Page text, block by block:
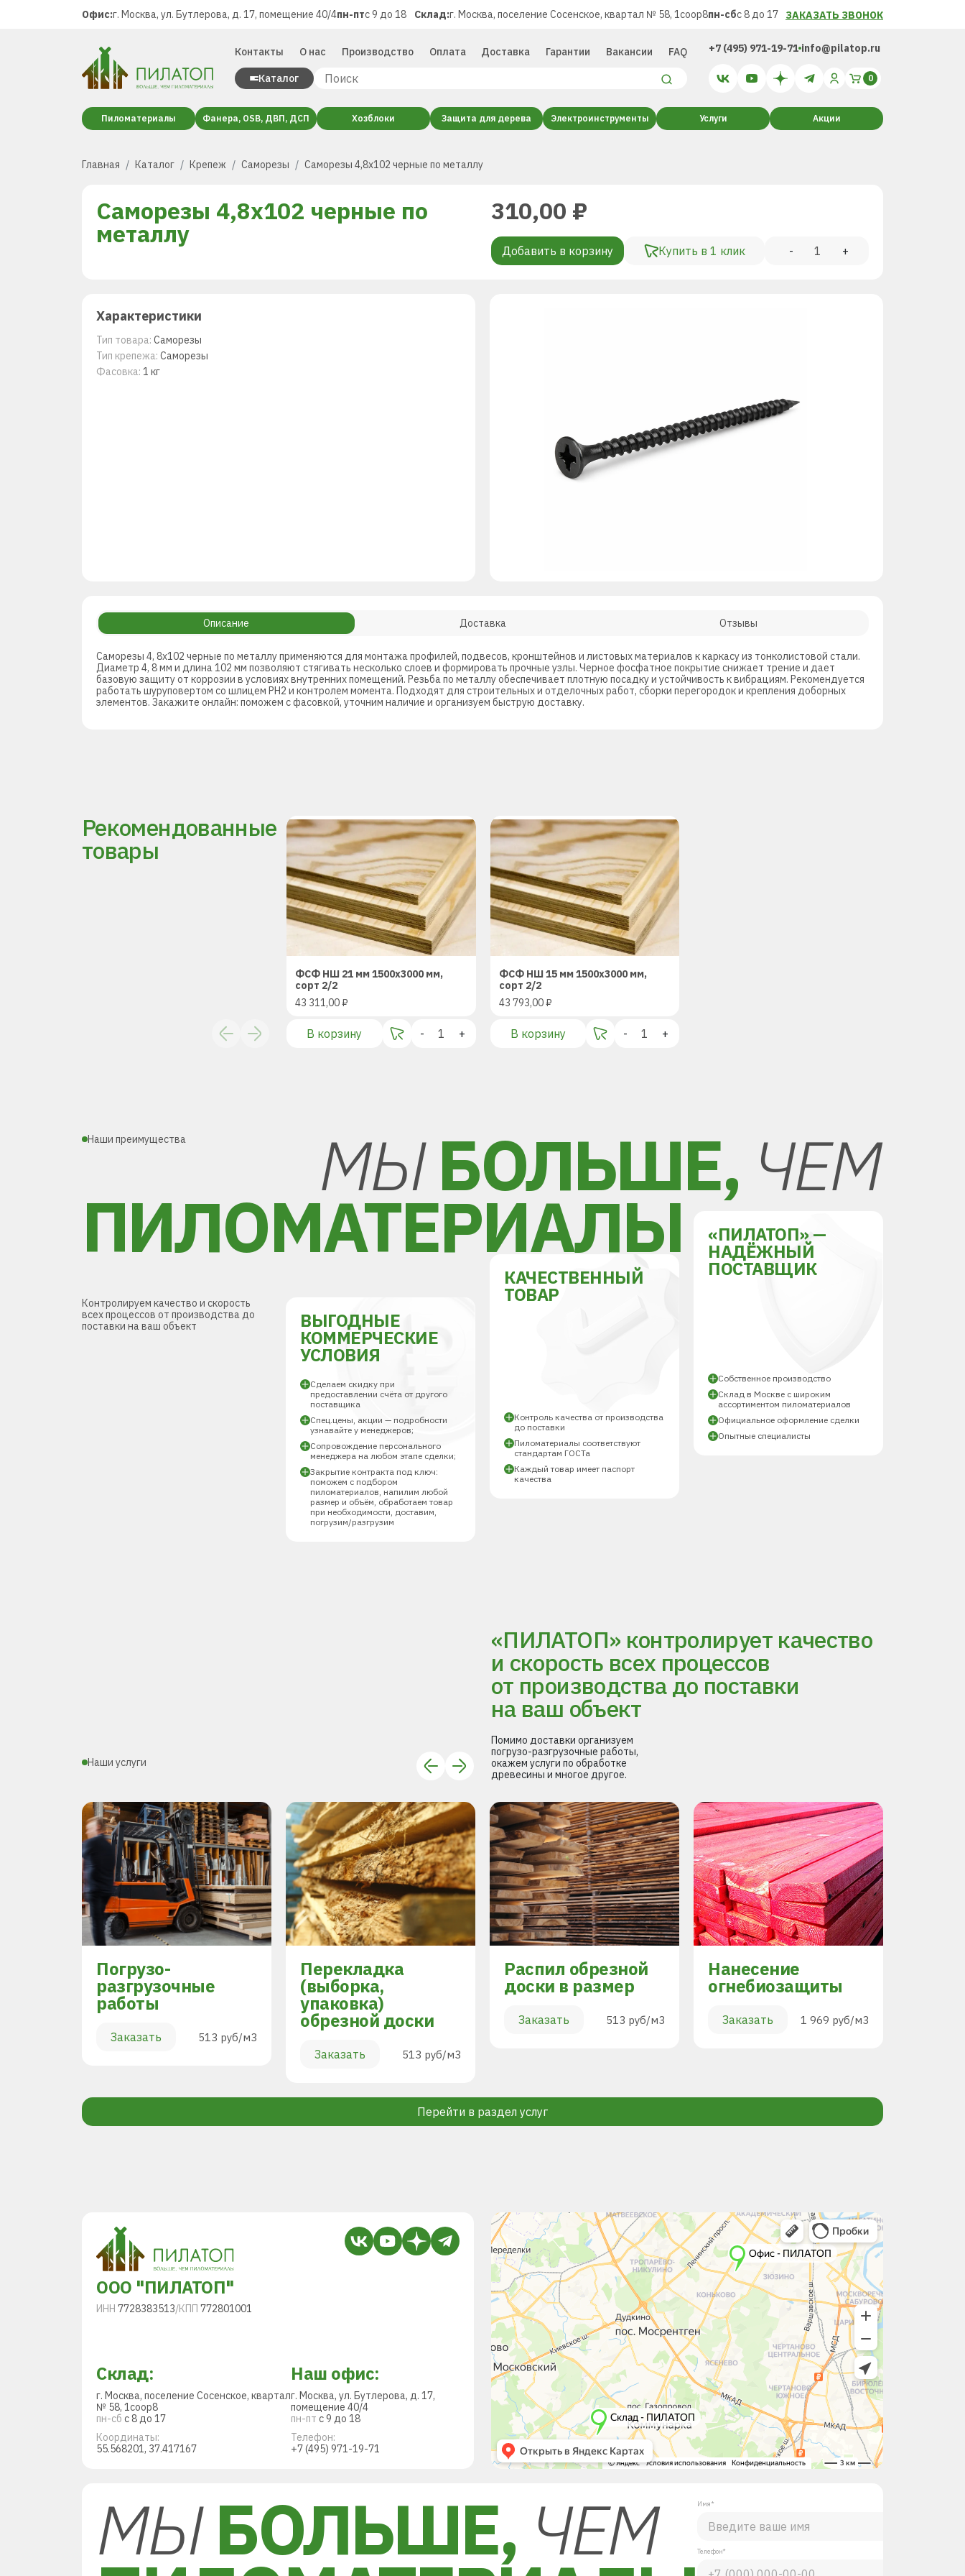
Офис:г. Москва, ул. Бутлерова, д. 17, помещение 40/4пн-птс 9 до 18 Склад:г. Москва, поселение Сосенское, квартал № 58, 1соор8пн-сбс 8 до 17 ЗАКАЗАТЬ ЗВОНОК
Контакты О нас Производство Оплата Доставка Гарантии Вакансии FAQ
Каталог
+7 (495) 971-19-71 info@pilatop.ru
Пиломатериалы Фанера, OSB, ДВП, ДСП Хозблоки Защита для дерева Электроинструменты Услуги Акции
Главная Каталог Крепеж Саморезы Саморезы 4,8х102 черные по металлу
Саморезы 4,8х102 черные по
металлу
310,00 ₽
Добавить в корзину Купить в 1 клик - +
Характеристики
Тип товара: Саморезы
Тип крепежа: Саморезы
Фасовка: 1 кг
Описание Доставка Отзывы
Саморезы 4, 8х102 черные по металлу применяются для монтажа профилей, подвесов, кронштейнов и листовых материалов к каркасу из тонколистовой стали.
Диаметр 4, 8 мм и длина 102 мм позволяют стягивать несколько слоев и формировать прочные узлы. Черное фосфатное покрытие снижает трение и дает
базовую защиту от коррозии в условиях внутренних помещений. Резьба по металлу обеспечивает плотную посадку и устойчивость к вибрациям. Рекомендуется
работать шуруповертом со шлицем PH2 и контролем момента. Подходят для строительных и отделочных работ, сборки перегородок и крепления доборных
элементов. Закажите онлайн: поможем с фасовкой, уточним наличие и организуем быструю доставку.
Рекомендованные
товары
ФСФ НШ 21 мм 1500х3000 мм,
сорт 2/2
43 311,00₽
В корзину - +
ФСФ НШ 15 мм 1500х3000 мм,
сорт 2/2
43 793,00₽
В корзину - +
Наши преимущества МЫБОЛЬШЕ, ЧЕМ
ПИЛОМАТЕРИАЛЫ
Контролируем качество и скорость
всех процессов от производства до
поставки на ваш объект
ВЫГОДНЫЕ
КОММЕРЧЕСКИЕ
УСЛОВИЯ
Сделаем скидку при
предоставлении счёта от другого
поставщика
Спец.цены, акции — подробности
узнавайте у менеджеров;
Сопровождение персонального
менеджера на любом этапе сделки;
Закрытие контракта под ключ:
поможем с подбором
пиломатериалов, напилим любой
размер и объём, обработаем товар
при необходимости, доставим,
погрузим/разгрузим
КАЧЕСТВЕННЫЙ
ТОВАР
Контроль качества от производства
до поставки
Пиломатериалы соответствуют
стандартам ГОСТа
Каждый товар имеет паспорт
качества
«ПИЛАТОП» —
НАДЁЖНЫЙ
ПОСТАВЩИК
Собственное производство
Склад в Москве с широким
ассортиментом пиломатериалов
Официальное оформление сделки
Опытные специалисты
Наши услуги
«ПИЛАТОП» контролирует качество
и скорость всех процессов
от производства до поставки
на ваш объект
Помимо доставки организуем
погрузо-разгрузочные работы,
окажем услуги по обработке
древесины и многое другое.
Погрузо-
разгрузочные
работы
Заказать 513 руб/м3
Перекладка
(выборка,
упаковка)
обрезной доски
Заказать 513 руб/м3
Распил обрезной
доски в размер
Заказать 513 руб/м3
Нанесение
огнебиозащиты
Заказать 1 969 руб/м3
Перейти в раздел услуг
ООО "ПИЛАТОП"
ИНН 7728383513/КПП 772801001
Склад:
г. Москва, поселение Сосенское, квартал
№ 58, 1соор8
пн-сб с 8 до 17
Координаты:
55.568201, 37.417167
Наш офис:
г. Москва, ул. Бутлерова, д. 17,
помещение 40/4
пн-пт с 9 до 18
Телефон:
+7 (495) 971-19-71
МЫБОЛЬШЕ, ЧЕМ Имя*
Телефон*